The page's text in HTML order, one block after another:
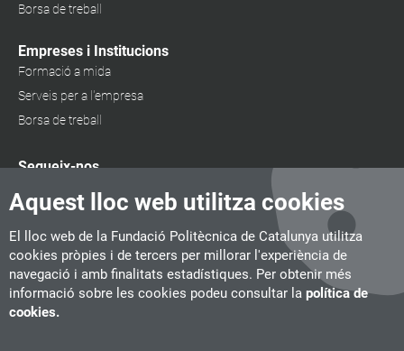
Aquest lloc web utilitza cookies
El lloc web de la Fundació Politècnica de Catalunya utilitza
cookies pròpies i de tercers per millorar l'experiència de
navegació i amb finalitats estadístiques. Per obtenir més
informació sobre les cookies podeu consultar la política de
cookies.
Borsa de treball
Empreses i Institucions
Formació a mida
Serveis per a l'empresa
Borsa de treball
Segueix-nos